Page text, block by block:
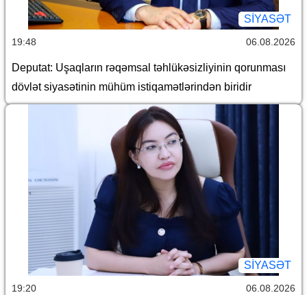
SİYASƏT
19:48 06.08.2026
Deputat: Uşaqların rəqəmsal təhlükəsizliyinin qorunması
dövlət siyasətinin mühüm istiqamətlərindən biridir
SİYASƏT
19:20 06.08.2026